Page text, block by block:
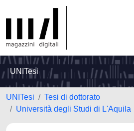
UNITesi
UNITesi
Tesi di dottorato
Università degli Studi di L'Aquila